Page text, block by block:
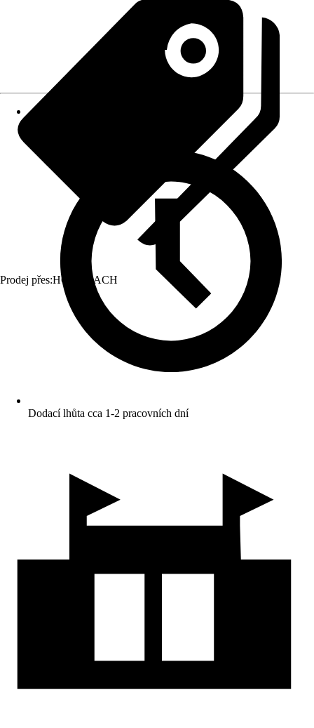
Prodej přes:HORNBACH
Dodací lhůta cca 1-2 pracovních dní